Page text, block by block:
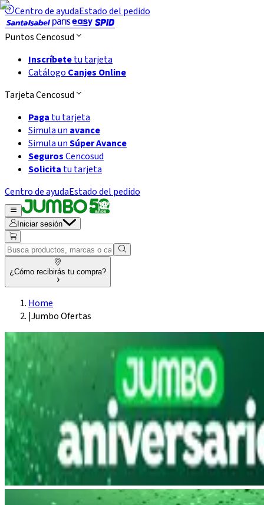
Centro de ayudaEstado del pedido
Puntos Cencosud
Inscríbetetu tarjeta
Catálogo Canjes Online
Tarjeta Cencosud
Paga tu tarjeta
Simula un avance
Simula unSúper Avance
SegurosCencosud
Solicita tu tarjeta
Centro de ayudaEstado del pedido
Iniciar sesión
¿Cómo recibirás tu compra?
Home
|Jumbo Ofertas